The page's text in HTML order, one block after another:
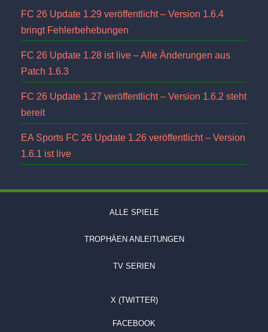
FC 26 Update 1.29 veröffentlicht – Version 1.6.4
bringt Fehlerbehebungen
FC 26 Update 1.28 ist live – Alle Änderungen aus
Patch 1.6.3
FC 26 Update 1.27 veröffentlicht – Version 1.6.2 steht
bereit
EA Sports FC 26 Update 1.26 veröffentlicht – Version
1.6.1 ist live
ALLE SPIELE
TROPHÄEN ANLEITUNGEN
TV SERIEN
X (TWITTER)
FACEBOOK